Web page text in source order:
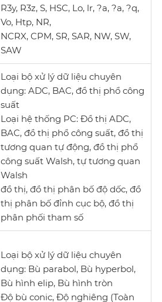
R3y, R3z, S, HSC, Lo, lr, ?a, ?a, ?q,
Vo, Htp, NR,
NCRX, CPM, SR, SAR, NW, SW,
SAW
Loại bộ xử lý dữ liệu chuyên
dụng: ADC, BAC, đồ thị phổ công
suất
Loại hệ thống PC: Đồ thị ADC,
BAC, đồ thị phổ công suất, đồ thị
tương quan tự động, đồ thị phổ
công suất Walsh, tự tương quan
Walsh
đồ thị, đồ thị phân bố độ dốc, đồ
thị phân bố đỉnh cục bộ, đồ thị
phân phối tham số
Loại bộ xử lý dữ liệu chuyên
dụng: Bù parabol, Bù hyperbol,
Bù hình elip, Bù hình tròn
Độ bù conic, Độ nghiêng (Toàn